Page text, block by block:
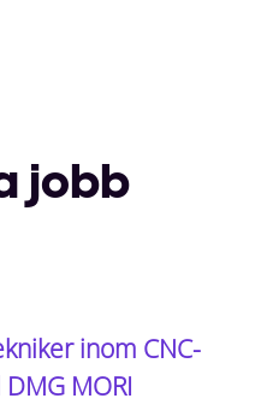
jobb
inom CNC-
MORI